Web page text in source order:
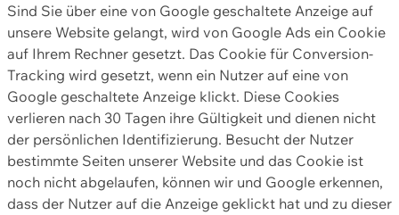
Sind Sie über eine von Google geschaltete Anzeige auf
unsere Website gelangt, wird von Google Ads ein Cookie
auf Ihrem Rechner gesetzt. Das Cookie für Conversion-
Tracking wird gesetzt, wenn ein Nutzer auf eine von
Google geschaltete Anzeige klickt. Diese Cookies
verlieren nach 30 Tagen ihre Gültigkeit und dienen nicht
der persönlichen Identifizierung. Besucht der Nutzer
bestimmte Seiten unserer Website und das Cookie ist
noch nicht abgelaufen, können wir und Google erkennen,
dass der Nutzer auf die Anzeige geklickt hat und zu dieser